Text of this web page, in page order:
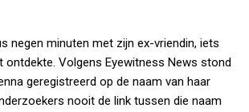
negen minuten met zijn ex-vriendin, iets
ontdekte. Volgens Eyewitness News stond
geregistreerd op de naam van haar
nooit de link tussen die naam